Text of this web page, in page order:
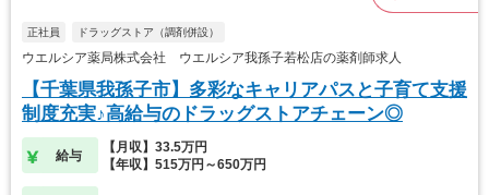
正社員 ドラッグストア（調剤併設）
ウエルシア薬局株式会社 ウエルシア我孫子若松店の薬剤師求人
【千葉県我孫子市】多彩なキャリアパスと子育て支援
制度充実♪高給与のドラッグストアチェーン◎
給与
【月収】33.5万円
【年収】515万円～650万円